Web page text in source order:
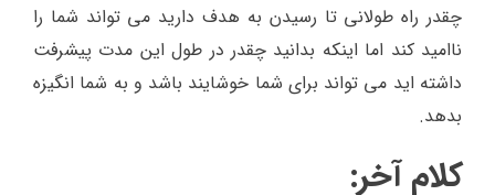
چقدر راه طولانی تا رسیدن به هدف دارید می تواند شما را
ناامید کند اما اینکه بدانید چقدر در طول این مدت پیشرفت
داشته اید می تواند برای شما خوشایند باشد و به شما انگیزه
بدهد.
کلام آخر: